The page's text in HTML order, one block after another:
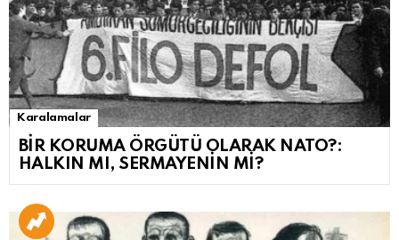
Karalamalar
BİR KORUMA ÖRGÜTÜ OLARAK NATO?:
HALKIN MI, SERMAYENİN Mİ?